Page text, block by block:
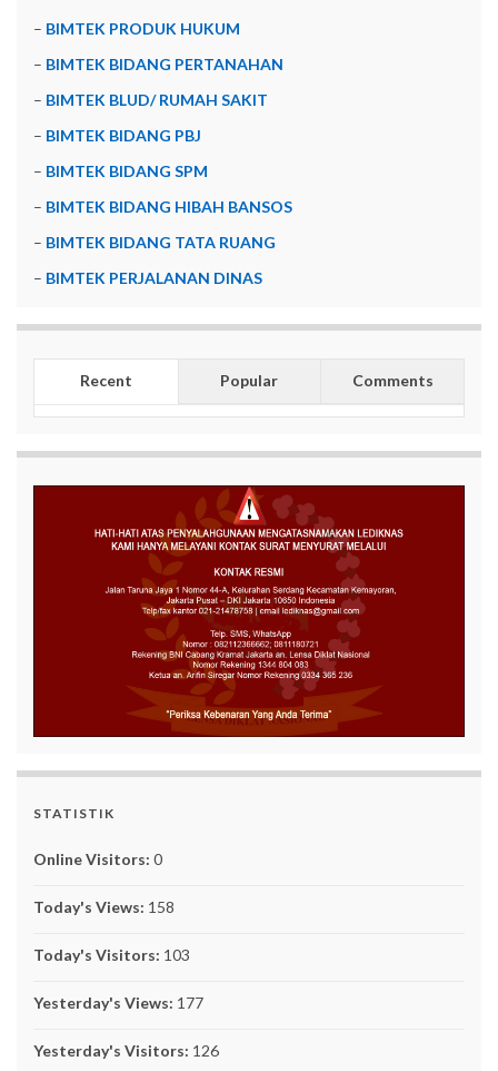
– BIMTEK PRODUK HUKUM
– BIMTEK BIDANG PERTANAHAN
– BIMTEK BLUD/ RUMAH SAKIT
– BIMTEK BIDANG PBJ
– BIMTEK BIDANG SPM
– BIMTEK BIDANG HIBAH BANSOS
– BIMTEK BIDANG TATA RUANG
– BIMTEK PERJALANAN DINAS
Recent Popular Comments
STATISTIK
Online Visitors: 0
Today's Views: 158
Today's Visitors: 103
Yesterday's Views: 177
Yesterday's Visitors: 126